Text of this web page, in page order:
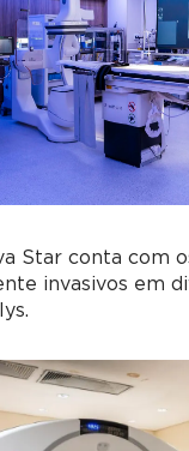
Star conta com
invasivos em